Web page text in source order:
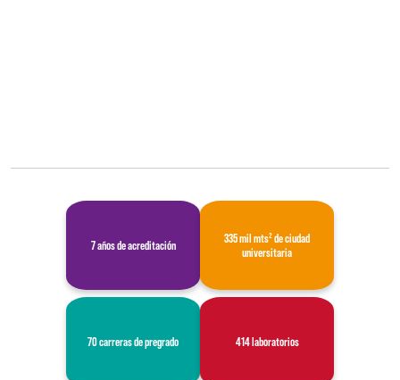
7 años de acreditación
335 mil mts² de ciudad
universitaria
70 carreras de pregrado 414 laboratorios